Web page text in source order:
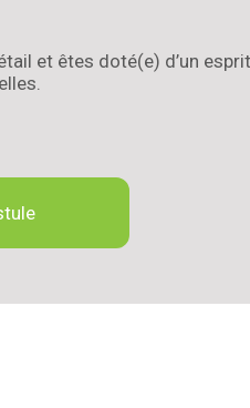
et êtes doté(e) d’un